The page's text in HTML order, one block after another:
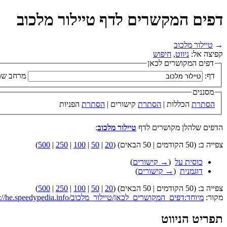
דפים המקשרים לדף טיילור מלכוב
→ טיילור מלכוב
קפיצה אל: ניווט, חיפוש
דפים המקושרים לכאן
דף:
מרחב
מסננים
הסתרת הכללות | הסתרת קישורים | הסתרת הפניות
הדפים שלהלן מקושרים לדף טיילור מלכוב:
צפייה ב: (50 הקודמים | 50 הבאים) (
20
|
50
|
100
|
250
|
500
)
כוסית על (→ קישורים)
דוגמנית (→ קישורים)
צפייה ב: (50 הקודמים | 50 הבאים) (
20
|
50
|
100
|
250
|
500
)
מקור: https://he.speedypedia.info/מיוחד:דפים_המקושרים_לכאן/טיילור_מלכוב
תפריט הניווט